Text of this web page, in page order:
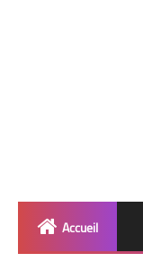
Accueil